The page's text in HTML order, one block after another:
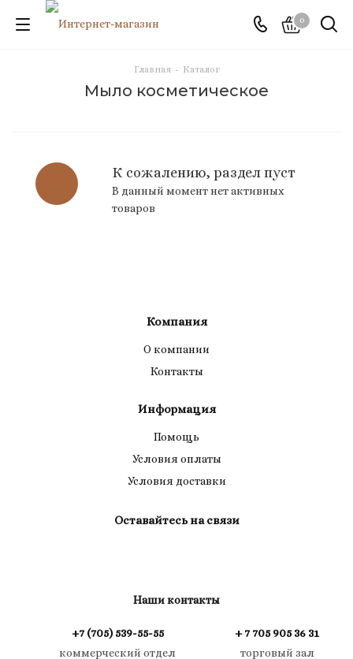
0
Главная - Каталог
Мыло косметическое
К сожалению, раздел пуст
В данный момент нет активных
товаров
Компания
О компании
Контакты
Информация
Помощь
Условия оплаты
Условия доставки
Оставайтесь на связи
Наши контакты
+7 (705) 539-55-55
коммерческий отдел
+ 7 705 905 36 31
торговый зал